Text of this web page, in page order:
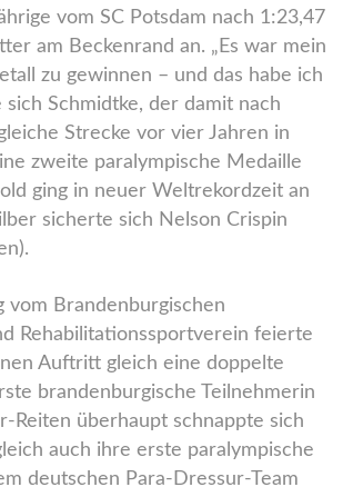
vom SC Potsdam nach 1:23,47
am Beckenrand an. „Es war mein
zu gewinnen – und das habe ich
Schmidtke, der damit nach
Strecke vor vier Jahren in
zweite paralympische Medaille
ging in neuer Weltrekordzeit an
sicherte sich Nelson Crispin
vom Brandenburgischen
Rehabilitationssportverein feierte
Auftritt gleich eine doppelte
brandenburgische Teilnehmerin
Reiten überhaupt schnappte sich
auch ihre erste paralympische
deutschen Para-Dressur-Team